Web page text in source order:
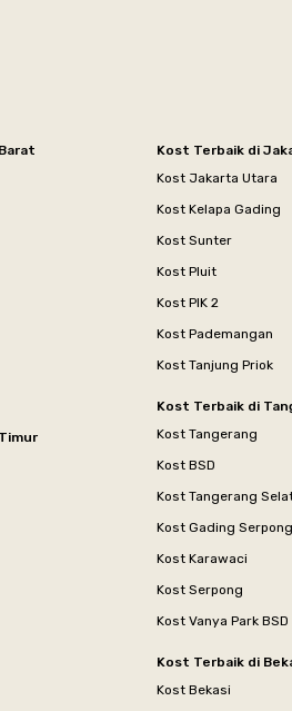
Kost Terbaik di
Kost Jakarta Utara
Kost Kelapa Gading
Kost Sunter
Kost Pluit
Kost PIK 2
Kost Pademangan
Kost Tanjung Priok
Kost Terbaik di
Kost Tangerang
Kost BSD
Kost Tangerang
Kost Gading Serpong
Kost Karawaci
Kost Serpong
Kost Vanya Park BSD
Kost Terbaik di
Kost Bekasi